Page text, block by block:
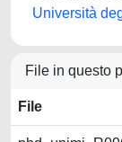
Università
File in questo
File